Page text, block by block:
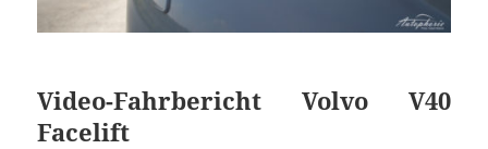
Video-Fahrbericht Volvo V40
Facelift